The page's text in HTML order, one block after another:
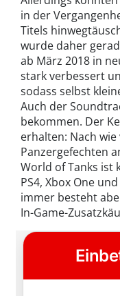
in der
Titels
wurde daher
ab März 2018 in
stark verbessert
sodass selbst
Auch der
bekommen. Der
erhalten: Nach
Panzergefechten
World of Tanks ist
PS4, Xbox One
immer besteht
In-Game-